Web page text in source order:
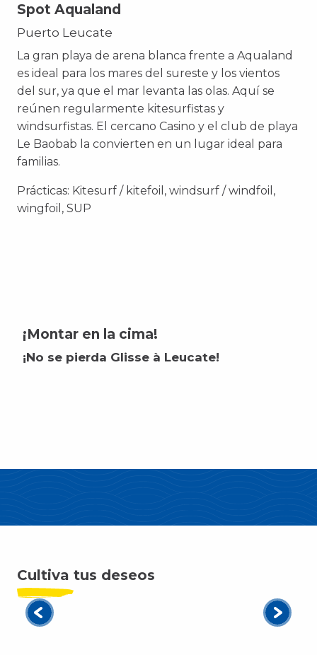
Spot Aqualand
Puerto Leucate
La gran playa de arena blanca frente a Aqualand
es ideal para los mares del sureste y los vientos
del sur, ya que el mar levanta las olas. Aquí se
reúnen regularmente kitesurfistas y
windsurfistas. El cercano Casino y el club de playa
Le Baobab la convierten en un lugar ideal para
familias.
Prácticas: Kitesurf / kitefoil, windsurf / windfoil,
wingfoil, SUP
¡Montar en la cima!
¡No se pierda Glisse à Leucate!
Cultiva tus deseos